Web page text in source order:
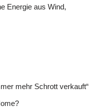
Energie aus Wind,
mehr Schrott verkauft“